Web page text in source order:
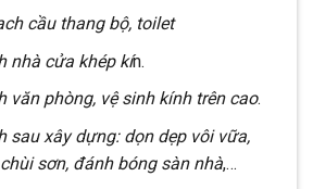
cầu thang bộ, toilet
nhà cửa khép kín.
văn phòng, vệ sinh kính trên cao.
sau xây dựng: dọn dẹp vôi vữa,
sơn, đánh bóng sàn nhà,…